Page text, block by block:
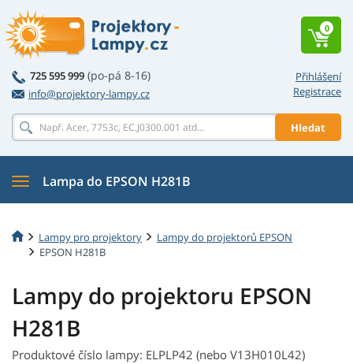
Přihlášení
Registrace
725 595 999 (po-pá 8-16)
info@projektory-lampy.cz
Hledat
0
Lampa do EPSON H281B
Lampy pro projektory
Lampy do projektorů EPSON
EPSON H281B
Lampy do projektoru EPSON
H281B
Produktové číslo lampy: ELPLP42 (nebo V13H010L42)